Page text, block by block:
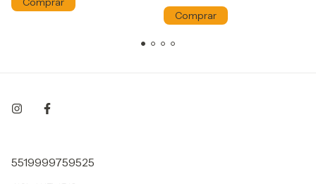
5519999759525